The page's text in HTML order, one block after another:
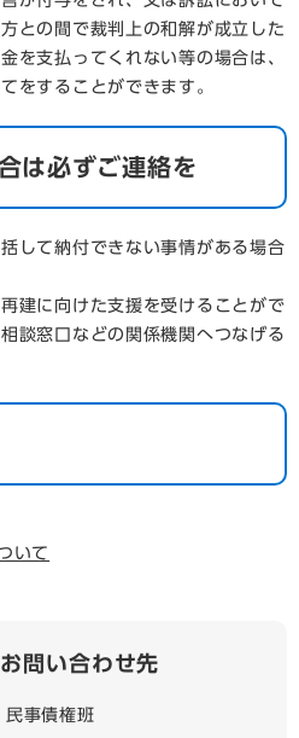
との間で裁判上の和解が成立した
を支払ってくれない等の場合は、
をすることができます。
は必ずご連絡を
して納付できない事情がある場合
建に向けた支援を受けることがで
談窓口などの関係機関へつなげる
いて
問い合わせ先
民事債権班